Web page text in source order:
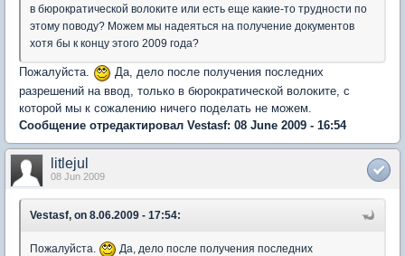
в бюрократической волоките или есть еще какие-то трудности по
этому поводу? Можем мы надеяться на получение документов
хотя бы к концу этого 2009 года?
Пожалуйста.
Да, дело после получения последних
разрешений на ввод, только в бюрократической волоките, с
которой мы к сожалению ничего поделать не можем.
Сообщение отредактировал Vestasf: 08 June 2009 - 16:54
litlejul
08 Jun 2009
Vestasf, on 8.06.2009 - 17:54:
Пожалуйста.
Да, дело после получения последних